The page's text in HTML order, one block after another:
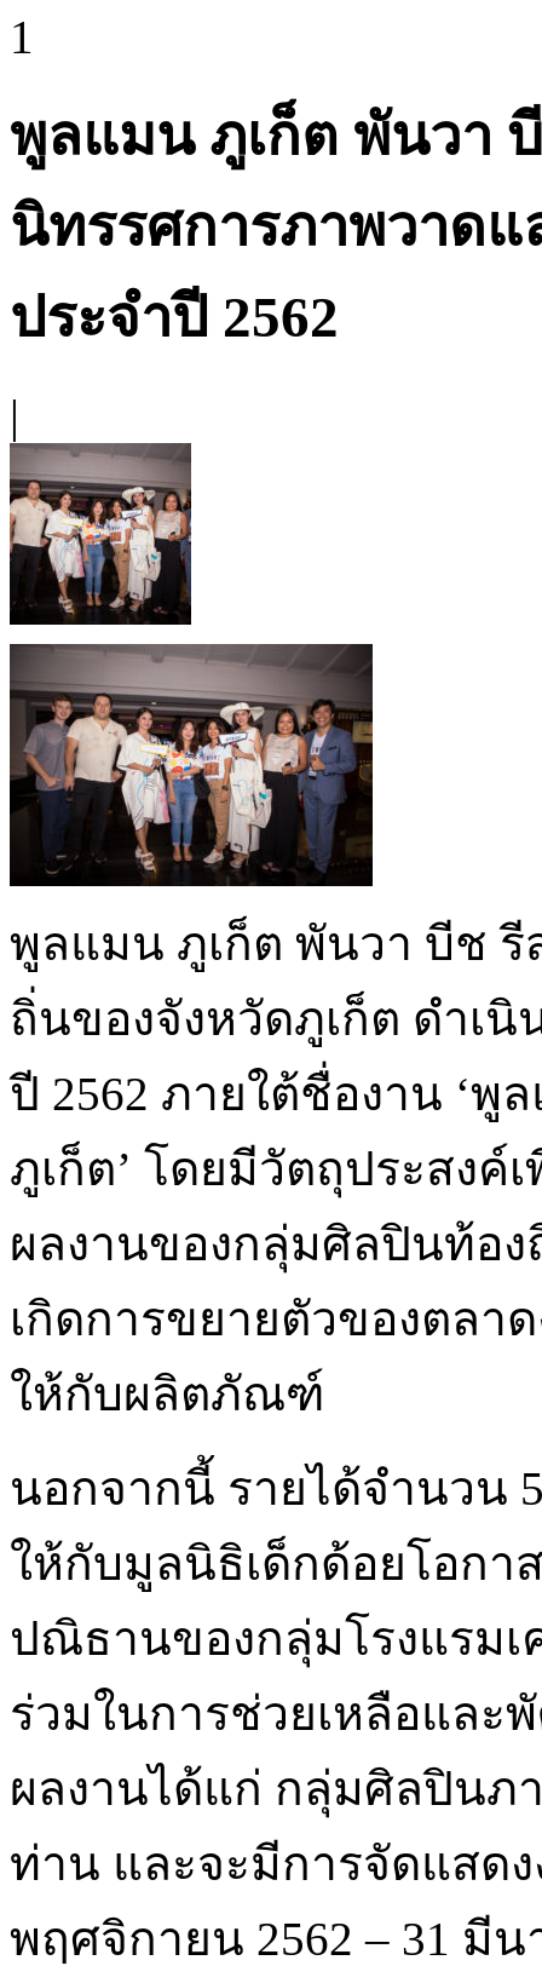
1
พูลแมน ภูเก็ต พันวา
นิทรรศการภาพวาด
ประจำปี 2562
|
พูลแมน ภูเก็ต พันวา บีช
ถิ่นของจังหวัดภูเก็ต ดำเ
ปี 2562 ภายใต้ชื่องาน ‘พู
ภูเก็ต’ โดยมีวัตถุประสงค์
ผลงานของกลุ่มศิลปินท้อง
เกิดการขยายตัวของตลา
ให้กับผลิตภัณฑ์
นอกจากนี้ รายได้จำนวน
ให้กับมูลนิธิเด็กด้อยโอกา
ปณิธานของกลุ่มโรงแรม
ร่วมในการช่วยเหลือแล
ผลงานได้แก่ กลุ่มศิลปินภ
ท่าน และจะมีการจัดแสด
พฤศจิกายน 2562 – 31 มีน